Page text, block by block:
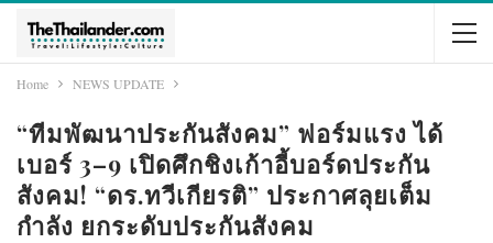
Home NEWS UPDATE
“ทีมพัฒนาประกันสังคม” ฟอร์มแรง ได้
เบอร์ 3–9 เปิดศึกชิงเก้าอี้บอร์ดประกัน
สังคม! “ดร.ทวีเกียรติ” ประกาศลุยเต็ม
กำลัง ยกระดับประกันสังคม